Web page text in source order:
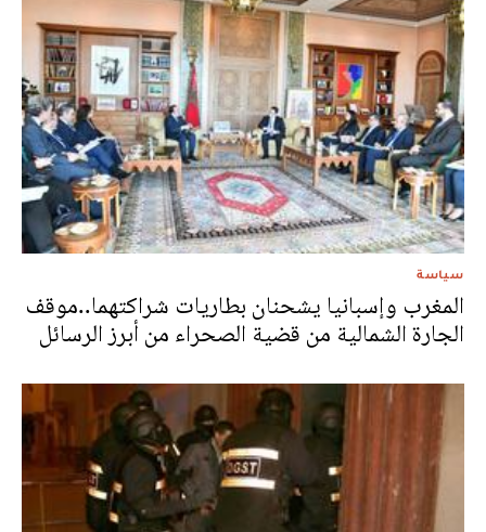
سياسة
المغرب وإسبانيا يشحنان بطاريات شراكتهما..موقف
الجارة الشمالية من قضية الصحراء من أبرز الرسائل